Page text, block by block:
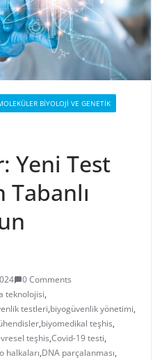
BIYOLOJI VE GENETIK
Yeni Test
0 Comments
teknolojisi,
testleri,biyogüvenlik yönetimi,
,biyomedikal teşhis,
teşhis,Covid-19 testi,
halkaları,DNA parçalanması,